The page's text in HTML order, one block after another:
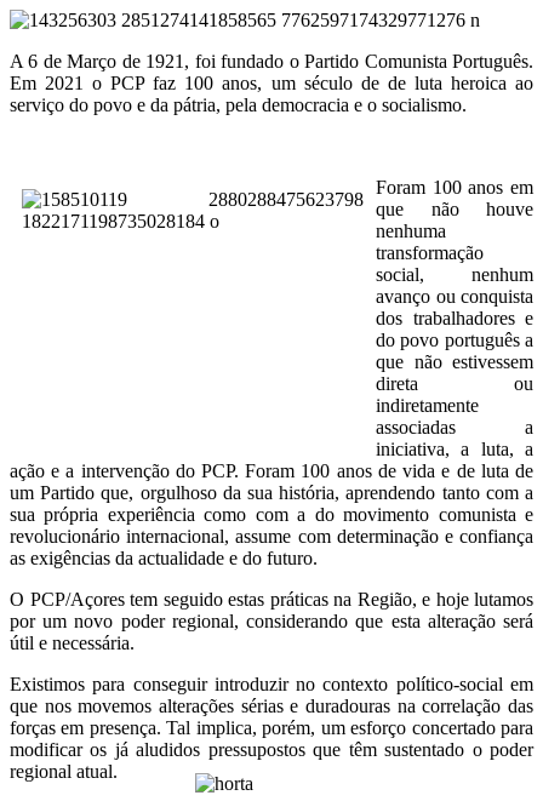
A 6 de Março de 1921, foi fundado o Partido Comunista Português.
Em 2021 o PCP faz 100 anos, um século de de luta heroica ao
serviço do povo e da pátria, pela democracia e o socialismo.
Foram 100 anos em
que não houve
nenhuma
transformação
social, nenhum
avanço ou conquista
dos trabalhadores e
do povo português a
que não estivessem
direta ou
indiretamente
associadas a
iniciativa, a luta, a
ação e a intervenção do PCP. Foram 100 anos de vida e de luta de
um Partido que, orgulhoso da sua história, aprendendo tanto com a
sua própria experiência como com a do movimento comunista e
revolucionário internacional, assume com determinação e confiança
as exigências da actualidade e do futuro.
O PCP/Açores tem seguido estas práticas na Região, e hoje lutamos
por um novo poder regional, considerando que esta alteração será
útil e necessária.
Existimos para conseguir introduzir no contexto político-social em
que nos movemos alterações sérias e duradouras na correlação das
forças em presença. Tal implica, porém, um esforço concertado para
modificar os já aludidos pressupostos que têm sustentado o poder
regional atual.